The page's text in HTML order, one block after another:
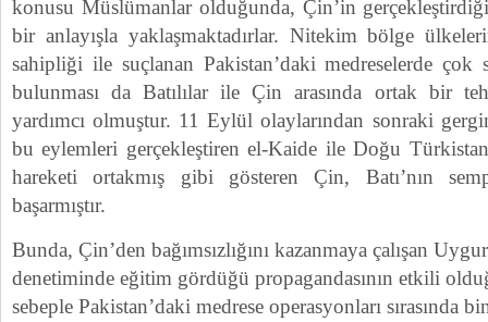
konusu Müslümanlar olduğunda, Çin’in
bir anlayışla yaklaşmaktadırlar. Nitekim bölge
sahipliği ile suçlanan Pakistan’daki medreselerde çok
bulunması da Batılılar ile Çin arasında ortak bir
yardımcı olmuştur. 11 Eylül olaylarından sonraki
bu eylemleri gerçekleştiren el-Kaide ile Doğu
hareketi ortakmış gibi gösteren Çin, Batı’nın
başarmıştır.
Bunda, Çin’den bağımsızlığını kazanmaya çalışan
denetiminde eğitim gördüğü propagandasının etkili
sebeple Pakistan’daki medrese operasyonları sırasında